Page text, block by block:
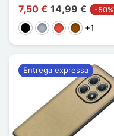
7,50 € 14,99 € -50%
PretoCinzentoVermelho
Castanho
+1
Entrega expressa